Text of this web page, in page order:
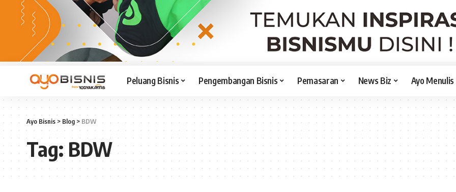
Peluang Bisnis Pengembangan Bisnis Pemasaran News Biz Ayo Menulis
Ayo Bisnis> Blog >BDW
Tag:BDW